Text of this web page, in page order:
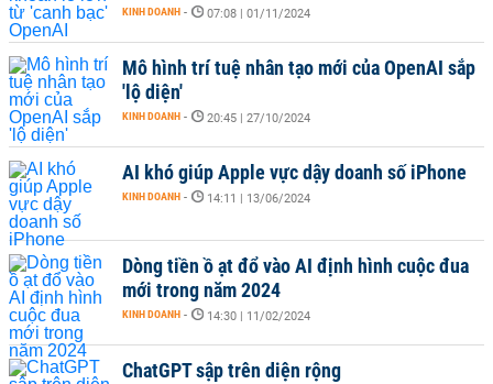
KINH DOANH - 07:08 | 01/11/2024
Mô hình trí tuệ nhân tạo mới của OpenAI sắp
'lộ diện'
KINH DOANH - 20:45 | 27/10/2024
AI khó giúp Apple vực dậy doanh số iPhone
KINH DOANH - 14:11 | 13/06/2024
Dòng tiền ồ ạt đổ vào AI định hình cuộc đua
mới trong năm 2024
KINH DOANH - 14:30 | 11/02/2024
ChatGPT sập trên diện rộng